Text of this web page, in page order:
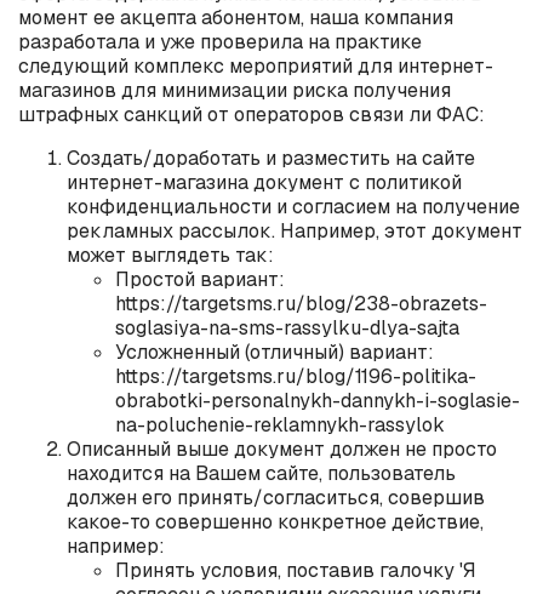
момент ее акцепта абонентом, наша компания
разработала и уже проверила на практике
следующий комплекс мероприятий для интернет-
магазинов для минимизации риска получения
штрафных санкций от операторов связи ли ФАС:
Создать/доработать и разместить на сайте
интернет-магазина документ с политикой
конфиденциальности и согласием на получение
рекламных рассылок. Например, этот документ
может выглядеть так:
Простой вариант:
https://targetsms.ru/blog/238-obrazets-
soglasiya-na-sms-rassylku-dlya-sajta
Усложненный (отличный) вариант:
https://targetsms.ru/blog/1196-politika-
obrabotki-personalnykh-dannykh-i-soglasie-
na-poluchenie-reklamnykh-rassylok
Описанный выше документ должен не просто
находится на Вашем сайте, пользователь
должен его принять/согласиться, совершив
какое-то совершенно конкретное действие,
например:
Принять условия, поставив галочку 'Я